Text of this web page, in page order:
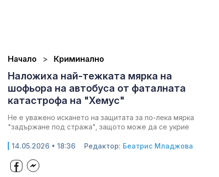
Начало Криминално
Наложиха най-тежката мярка на
шофьора на автобуса от фаталната
катастрофа на "Хемус"
Не е уважено искането на защитата за по-лека мярка
"задържане под стража", защото може да се укрие
14.05.2026 • 18:36 Редактор: Беатрис Младжова